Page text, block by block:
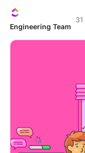
Engineering Team